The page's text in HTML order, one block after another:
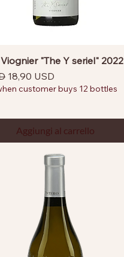
"The Y seriel" 2022
Prezzo scontato
18,90 USD
customer buys 12 bottles
Aggiungi al carrello